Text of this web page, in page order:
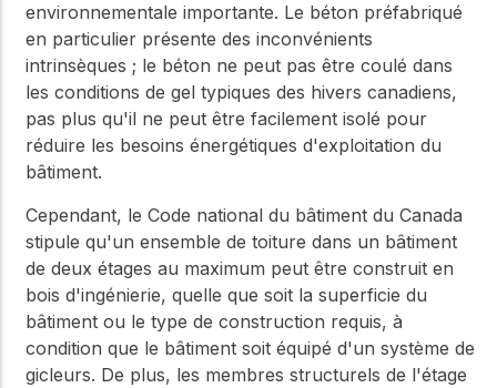
environnementale importante. Le béton préfabriqué
en particulier présente des inconvénients
intrinsèques ; le béton ne peut pas être coulé dans
les conditions de gel typiques des hivers canadiens,
pas plus qu'il ne peut être facilement isolé pour
réduire les besoins énergétiques d'exploitation du
bâtiment.
Cependant, le Code national du bâtiment du Canada
stipule qu'un ensemble de toiture dans un bâtiment
de deux étages au maximum peut être construit en
bois d'ingénierie, quelle que soit la superficie du
bâtiment ou le type de construction requis, à
condition que le bâtiment soit équipé d'un système de
gicleurs. De plus, les membres structurels de l'étage